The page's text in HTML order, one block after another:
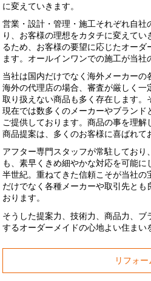
に変えていきます。
営業・設計・管理・施工それぞれ自社
り、お客様の理想をカタチに変えて
るため、お客様の要望に応じたオーダ
ます。オールインワンでの施工が当社
当社は国内だけでなく海外メーカーの
海外の代理店の場合、審査が厳しく
取り扱えない商品も多く存在します。
現在では数多くのメーカーやブランド
ご提供しております。商品の事を理解
商品提案は、多くのお客様に喜ばれて
アフター専門スタッフが常駐してお
も、素早くきめ細やかな対応を可能
半世紀。重ねてきた信頼こそが当社の
だけでなく各種メーカーや取引先とも
おります。
そうした提案力、技術力、商品力、
するオーダーメイドの心地よい住まい
リフォー